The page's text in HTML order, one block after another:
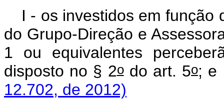
I - os investidos em função
do Grupo-Direção e
1 ou equivalentes
disposto no § 2odo art. 5o
12.702, de 2012)